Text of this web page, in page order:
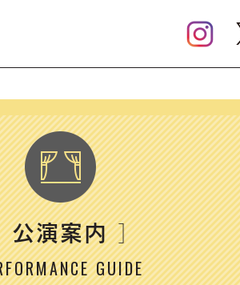
公演案内］
GUIDE